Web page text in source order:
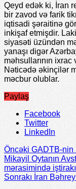
Qeyd edək ki, İran
bir zavod və farik
iqtisadi şəraitinə
inkişaf etmişdir.
siyasəti üzündən
yanaşı digər
məhsullarının ixrac
Nəticədə əkinçilər
məcbur olublar.
Paylaş
Facebook
Twitter
LinkedIn
Öncəki GADTB-nin
Mikayil Oytanın
mərasimində
Sonrakı İran